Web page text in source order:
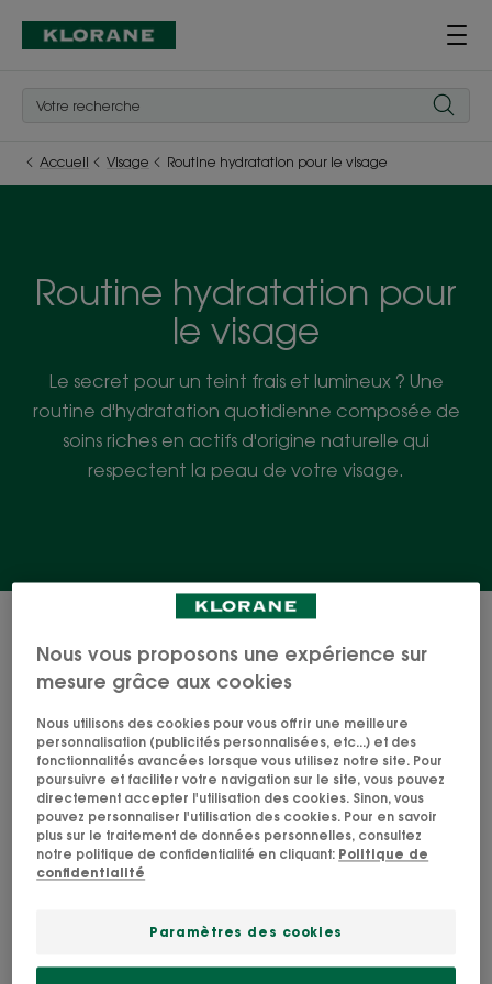
Accueil Visage Routine hydratation pour le visage
Routine hydratation pour
le visage
Le secret pour un teint frais et lumineux ? Une
routine d'hydratation quotidienne composée de
soins riches en actifs d'origine naturelle qui
respectent la peau de votre visage.
7 résultats pour "Routine hydratation
pour le visage"
yeux
lissants
hydro-
gel
avec
Acide
Hyaluronique
BLEUET
hydro-gel avec Acide
Micellaire
3-
en-
1
-
Visage
Nous vous proposons une expérience sur
mesure grâce aux cookies
Nous utilisons des cookies pour vous offrir une meilleure
personnalisation (publicités personnalisées, etc...) et des
fonctionnalités avancées lorsque vous utilisez notre site. Pour
poursuivre et faciliter votre navigation sur le site, vous pouvez
directement accepter l'utilisation des cookies. Sinon, vous
pouvez personnaliser l'utilisation des cookies. Pour en savoir
plus sur le traitement de données personnelles, consultez
notre politique de confidentialité en cliquant: Politique de
confidentialité
Paramètres des cookies